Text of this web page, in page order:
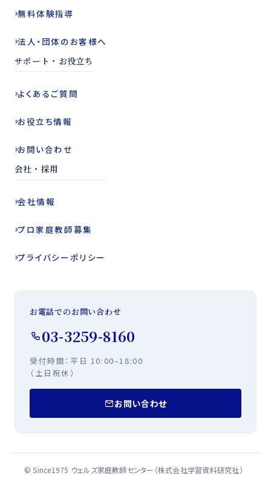
無料体験指導
法人・団体の お客様へ
サポート・お役立ち
よくある ご質問
お役立ち情報
お問い合わせ
会社・採用
会社情報
プロ家庭教師募集
プライバシー ポリシー
お電話でのお問い合わせ
03-3259-8160
受付時間：平日 10:00–18:00
（土日祝休）
お問い合わせ
© Since1975 ウェルズ家庭教師センター（株式会社学習資料研究社）